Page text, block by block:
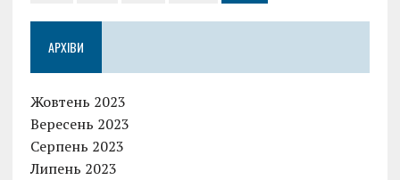
АРХІВИ
Жовтень 2023
Вересень 2023
Серпень 2023
Липень 2023